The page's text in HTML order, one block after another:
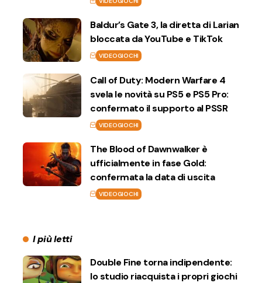
Baldur’s Gate 3, la diretta di Larian
bloccata da YouTube e TikTok
VIDEOGIOCHI
Call of Duty: Modern Warfare 4
svela le novità su PS5 e PS5 Pro:
confermato il supporto al PSSR
VIDEOGIOCHI
The Blood of Dawnwalker è
ufficialmente in fase Gold:
confermata la data di uscita
VIDEOGIOCHI
I più letti
Double Fine torna indipendente:
lo studio riacquista i propri giochi